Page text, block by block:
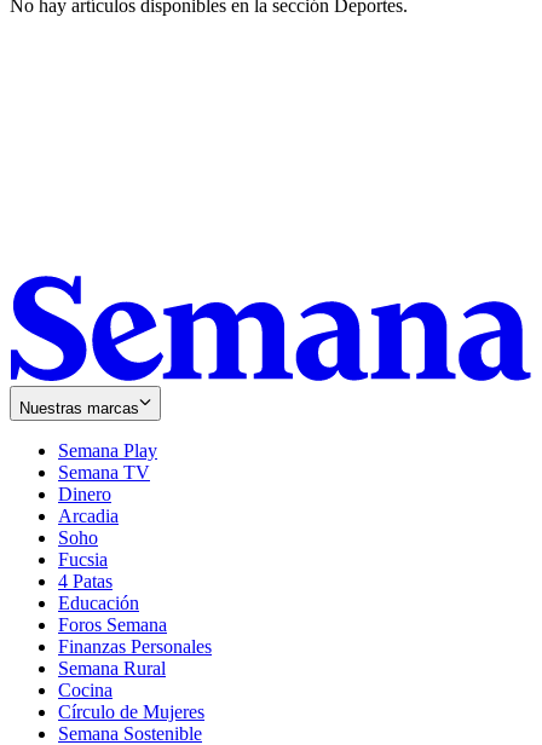
No hay artículos disponibles en la sección Deportes.
Nuestras marcas
Semana Play
Semana TV
Dinero
Arcadia
Soho
in
new
window
Fucsia
in
new
window
4 Patas
Educación
Foros Semana
Finanzas Personales
Semana Rural
Cocina
Círculo de Mujeres
Semana Sostenible